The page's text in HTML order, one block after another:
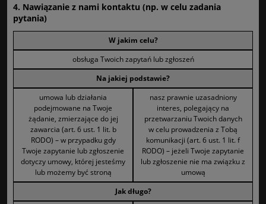
4. Nawiązanie z nami kontaktu (np. w celu zadania
pytania)
W jakim celu?
obsługa Twoich zapytań lub zgłoszeń
Na jakiej podstawie?
umowa lub działania
podejmowane na Twoje
żądanie, zmierzające do jej
zawarcia (art. 6 ust. 1 lit. b
RODO) – w przypadku gdy
Twoje zapytanie lub zgłoszenie
dotyczy umowy, której jesteśmy
lub możemy być stroną
nasz prawnie uzasadniony
interes, polegający na
przetwarzaniu Twoich danych
w celu prowadzenia z Tobą
komunikacji (art. 6 ust. 1 lit. f
RODO) – jeżeli Twoje zapytanie
lub zgłoszenie nie ma związku z
umową
Jak długo?